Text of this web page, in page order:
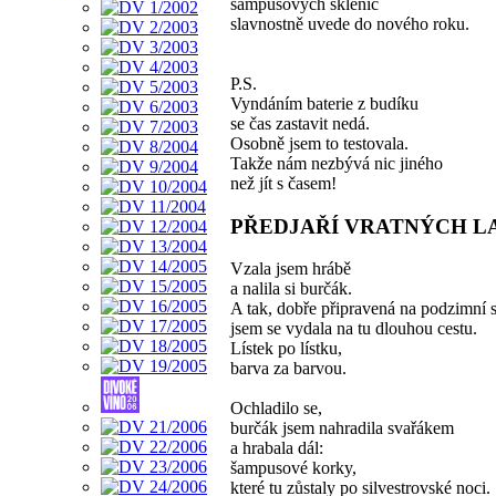
šampusových sklenic
slavnostně uvede do nového roku.
P.S.
Vyndáním baterie z budíku
se čas zastavit nedá.
Osobně jsem to testovala.
Takže nám nezbývá nic jiného
než jít s časem!
PŘEDJAŘÍ VRATNÝCH
Vzala jsem hrábě
a nalila si burčák.
A tak, dobře připravená na podzimní
jsem se vydala na tu dlouhou cestu.
Lístek po lístku,
barva za barvou.
Ochladilo se,
burčák jsem nahradila svařákem
a hrabala dál:
šampusové korky,
které tu zůstaly po silvestrovské noci.